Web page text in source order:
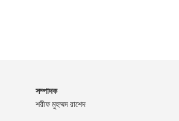
সম্পাদক
শরীফ মুহম্মদ রাশেদ